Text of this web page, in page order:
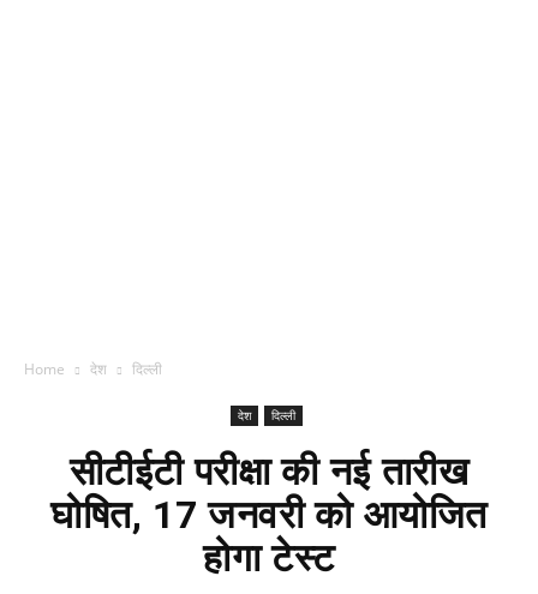
Home देश दिल्ली
देश दिल्ली
सीटीईटी परीक्षा की नई तारीख
घोषित, 17 जनवरी को आयोजित
होगा टेस्ट